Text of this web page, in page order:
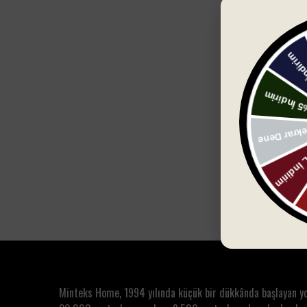
Color Box
Pembe
₺ 180.00 ₺
Minteks Home, 1994 yılında küçük bir dükkânda başlayan